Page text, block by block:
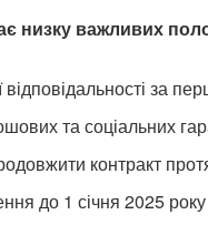
низку важливих
відповідальності за
та соціальних
контракт
до 1 січня 2025 року